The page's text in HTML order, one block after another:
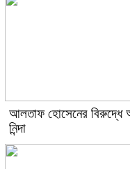
আলতাফ হোসেনের বিরুদ্ধে
নিন্দা